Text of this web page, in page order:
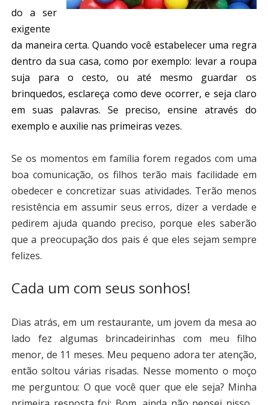
do a ser
exigente
da maneira certa. Quando você estabelecer uma regra
dentro da sua casa, como por exemplo: levar a roupa
suja para o cesto, ou até mesmo guardar os
brinquedos, esclareça como deve ocorrer, e seja claro
em suas palavras. Se preciso, ensine através do
exemplo e auxilie nas primeiras vezes.
Se os momentos em família forem regados com uma
boa comunicação, os filhos terão mais facilidade em
obedecer e concretizar suas atividades. Terão menos
resistência em assumir seus erros, dizer a verdade e
pedirem ajuda quando preciso, porque eles saberão
que a preocupação dos pais é que eles sejam sempre
felizes.
Cada um com seus sonhos!
Dias atrás, em um restaurante, um jovem da mesa ao
lado fez algumas brincadeirinhas com meu filho
menor, de 11 meses. Meu pequeno adora ter atenção,
então soltou várias risadas. Nesse momento o moço
me perguntou: O que você quer que ele seja? Minha